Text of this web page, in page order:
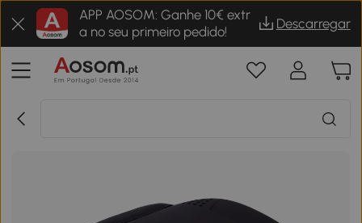
APP AOSOM: Ganhe 10€ extr
a no seu primeiro pedido!
Descarregar